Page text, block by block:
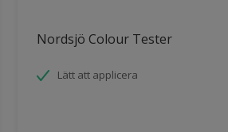
Nordsjö Colour Tester
Lätt att applicera